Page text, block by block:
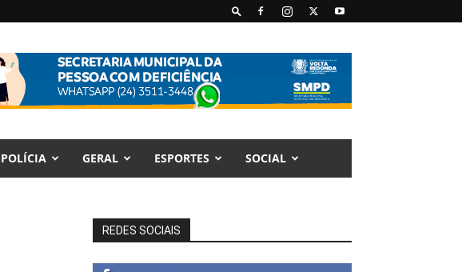
POLÍCIA GERAL ESPORTES SOCIAL
REDES SOCIAIS